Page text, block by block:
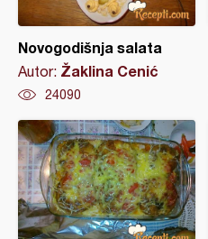
Novogodišnja salata
Autor: Žaklina Cenić
24090